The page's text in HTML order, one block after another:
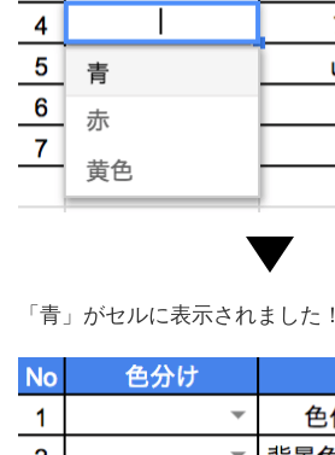
「青」がセルに表示されました！